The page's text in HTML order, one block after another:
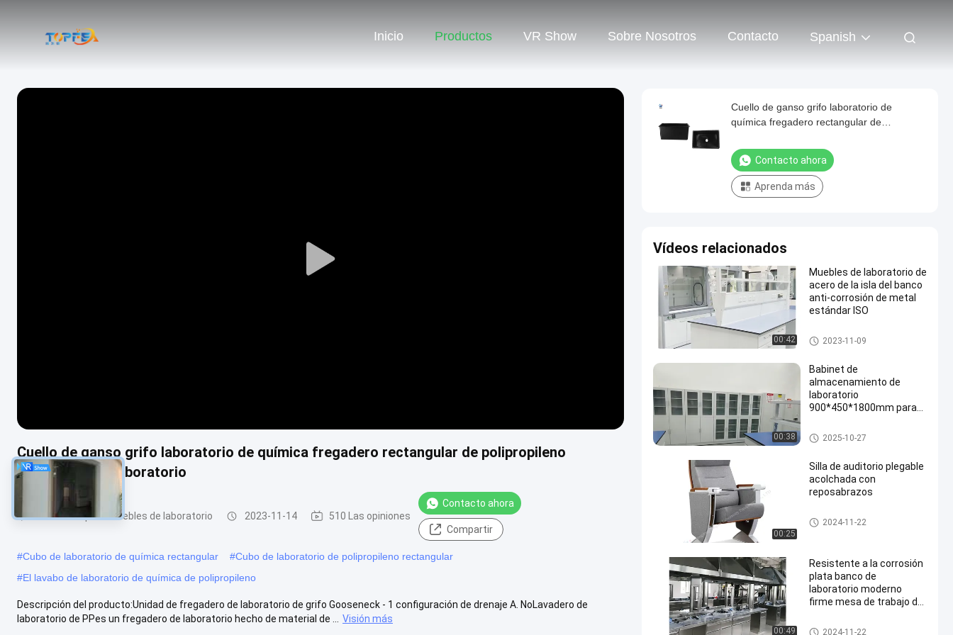
Inicio Productos VR Show Sobre Nosotros Contacto Spanish
Play
Cuello de ganso grifo laboratorio de química fregadero rectangular de polipropileno
accesorios de laboratorio
Accesorios para muebles de laboratorio 2023-11-14 510 Las opiniones
Contacto ahora
Compartir
#Cubo de laboratorio de química rectangular #Cubo de laboratorio de polipropileno rectangular
#El lavabo de laboratorio de química de polipropileno
Descripción del producto:Unidad de fregadero de laboratorio de grifo Gooseneck - 1 configuración de drenaje A. NoLavadero de
laboratorio de PPes un fregadero de laboratorio hecho de material de ...
Visión más
Cuello de ganso grifo laboratorio de
química fregadero rectangular de
Contacto ahora
Aprenda más
Vídeos relacionados
00:42
Muebles de laboratorio de
acero de la isla del banco
anti-corrosión de metal
estándar ISO
Lab Island Bench
2023-11-09
00:38
Babinet de
almacenamiento de
laboratorio
900*450*1800mm para
de almacenamiento
Acid Storage Cabinet
2025-10-27
00:25
Silla de auditorio plegable
acolchada con
reposabrazos
Silla plegable del auditorio
2024-11-22
00:49
Resistente a la corrosión
plata banco de
laboratorio moderno
firme mesa de trabajo de
Stainless Steel Lab Bench
2024-11-22